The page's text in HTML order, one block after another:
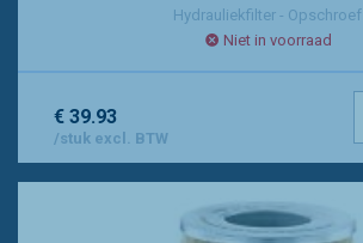
Hydrauliekfilter - Opschroef
Niet in voorraad
€ 39.93
/stuk excl. BTW